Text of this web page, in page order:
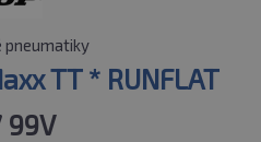
pneumatiky
TT * RUNFLAT
99V